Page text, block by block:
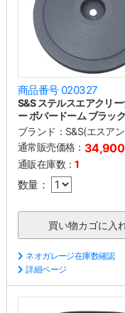
商品番号 020327
S&S ステルスエアクリ
ー ボバードーム ブラッ
ブランド： S&S(エスア
通常販売価格： 34,900
通販在庫数：1
数量：
ネオガレージ在庫数確認
詳細ページ